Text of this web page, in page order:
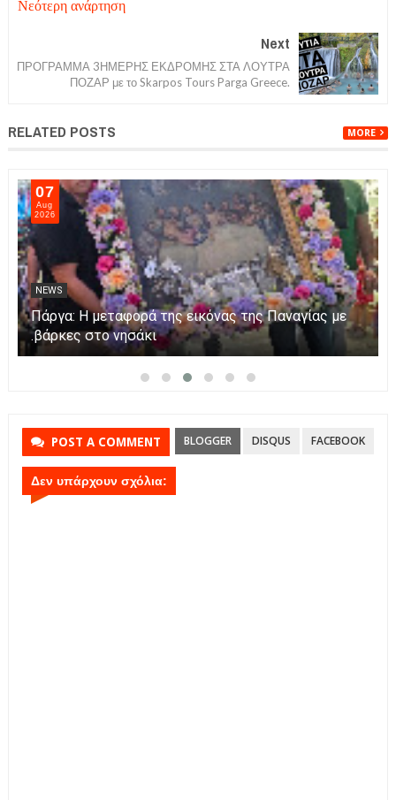
Νεότερη ανάρτηση
Next
ΠΡΟΓΡΑΜΜΑ 3ΗΜΕΡΗΣ ΕΚΔΡΟΜΗΣ ΣΤΑ ΛΟΥΤΡΑ
ΠΟΖΑΡ με το Skarpos Tours Parga Greece.
RELATED POSTS MORE
07
Aug
2026
NEWS
Πάργα: Η μεταφορά της εικόνας της Παναγίας με
βάρκες στο νησάκι.
POST A COMMENT BLOGGER DISQUS FACEBOOK
Δεν υπάρχουν σχόλια: